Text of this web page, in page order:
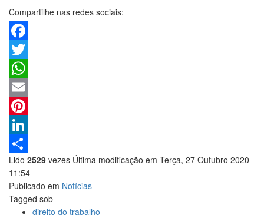
Compartilhe nas redes sociais:
Facebook
Twitter
WhatsApp
Email
Pinterest
LinkedIn
Share
Lido 2529 vezes Última modificação em Terça, 27 Outubro 2020
11:54
Publicado em Notícias
Tagged sob
direito do trabalho